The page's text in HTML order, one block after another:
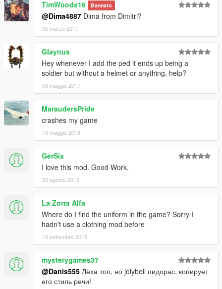
TimWoods16 Bannato
@Dima4887 Dima from Dimitri?
05 marzo 2017
Glaynus
Hey whenever I add the ped it ends up being a
soldier but without a helmet or anything. help?
03 maggio 2017
MaraudersPride
crashes my game
16 maggio 2018
GerSix
I love this mod. Good Work.
29 agosto 2019
La Zorra Alfa
Where do I find the uniform in the game? Sorry I
hadn't use a clothing mod before
16 settembre 2019
mysterygames37
@Danis555 Лёха топ, но jolybell пидорас, копирует
его стиль речи!